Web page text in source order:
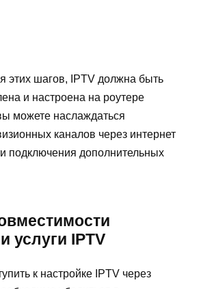
этих шагов, IPTV должна быть
и настроена на роутере
можете наслаждаться
каналов через интернет
подключения дополнительных
услуги IPTV
к настройке IPTV через